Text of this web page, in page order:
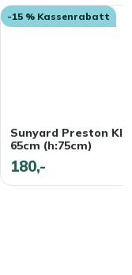
-15 % Kassenrabatt
Sunyard Preston
65cm (h:75cm)
180,-